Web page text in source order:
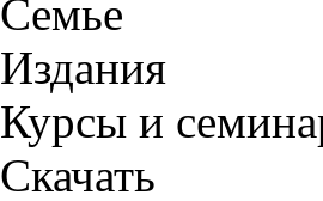
Семье
Издания
Курсы и
Скачать